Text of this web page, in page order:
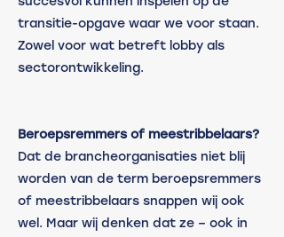
transitie-opgave waar we voor staan.
Zowel voor wat betreft lobby als
sectorontwikkeling.
Beroepsremmers of meestribbelaars?
Dat de brancheorganisaties niet blij
worden van de term beroepsremmers
of meestribbelaars snappen wij ook
wel. Maar wij denken dat ze – ook in